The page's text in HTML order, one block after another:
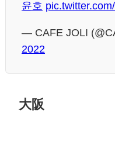
윤호
— CAFE JOLI
2022
大阪